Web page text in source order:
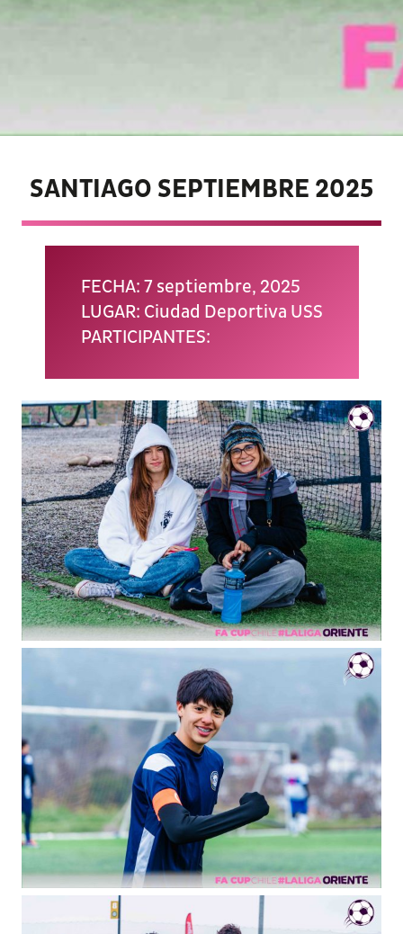
SANTIAGO SEPTIEMBRE 2025
FECHA: 7 septiembre, 2025
LUGAR: Ciudad Deportiva USS
PARTICIPANTES: